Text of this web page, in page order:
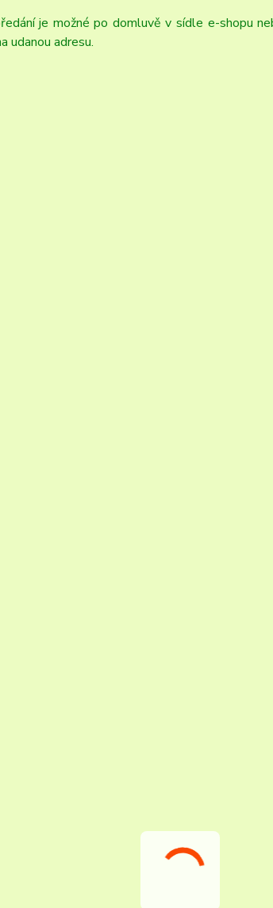
je možné po domluvě v sídle e-shopu
udanou adresu.